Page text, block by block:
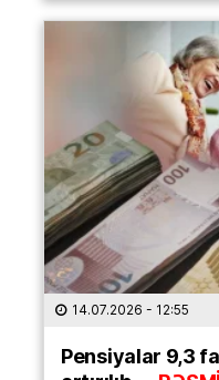
14.07.2026 - 12:55
Pensiyalar 9,3